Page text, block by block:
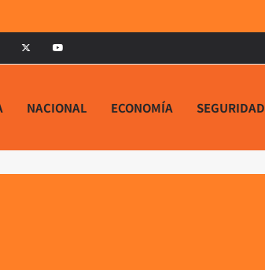
NACIONAL ECONOMÍA SEGURIDAD